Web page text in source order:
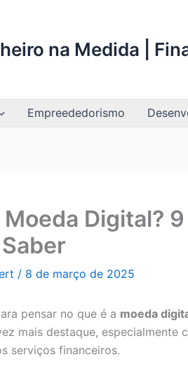
na Medida |
Empreededorismo
Moeda Digital?
/ 8 de março de 2025
pensar no que é a moeda
mais destaque,
serviços financeiros.